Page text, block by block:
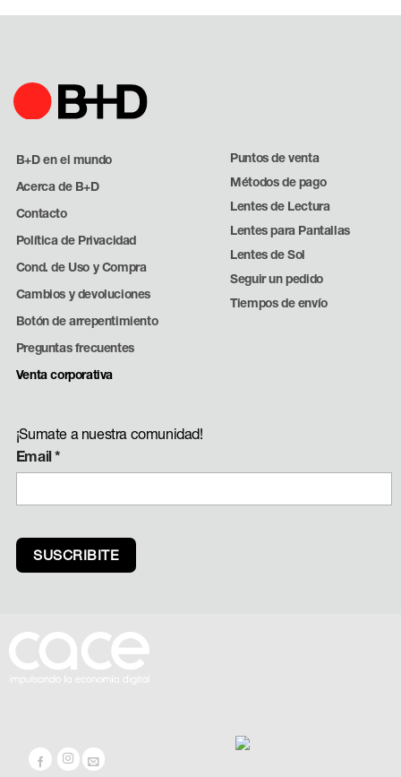
B+D en el mundo
Acerca de B+D
Contacto
Política de Privacidad
Cond. de Uso y Compra
Cambios y devoluciones
Botón de arrepentimiento
Preguntas frecuentes
Venta corporativa
Puntos de venta
Métodos de pago
Lentes de Lectura
Lentes para Pantallas
Lentes de Sol
Seguir un pedido
Tiempos de envío
¡Sumate a nuestra comunidad!
Email*